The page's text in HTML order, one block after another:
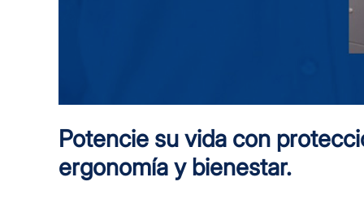
Potencie su vida con
ergonomía y bienestar.